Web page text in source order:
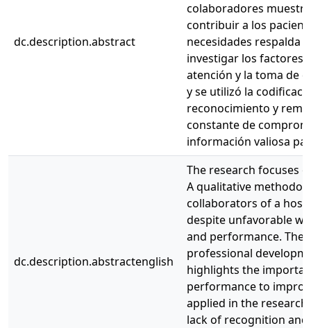
dc.description.abstract
colaboradores
contribuir a los
necesidades respalda
investigar los factores
atención y la toma de
y se utilizó la
reconocimiento y
constante de
información valiosa
dc.description.abstractenglish
The research focuses
A qualitative
collaborators of a
despite unfavorable
and performance.
professional
highlights the
performance to
applied in the
lack of recognition